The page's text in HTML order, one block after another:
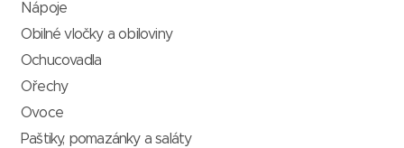
Nápoje
Obilné vločky a obiloviny
Ochucovadla
Ořechy
Ovoce
Paštiky, pomazánky a saláty